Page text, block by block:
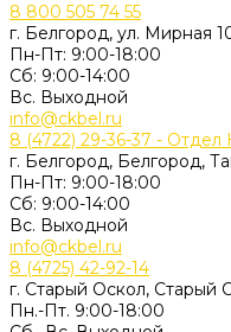
8 800 505 74 55
г. Белгород, ул. Мирная
Пн-Пт: 9:00-18:00
Cб: 9:00-14:00
Вс. Выходной
info@ckbel.ru
8 (4722) 29-36-37 - Отдел
г. Белгород, Белгород,
Пн-Пт: 9:00-18:00
Cб: 9:00-14:00
Вс. Выходной
info@ckbel.ru
8 (4725) 42-92-14
г. Старый Оскол, Старый
Пн.-Пт. 9:00-18:00